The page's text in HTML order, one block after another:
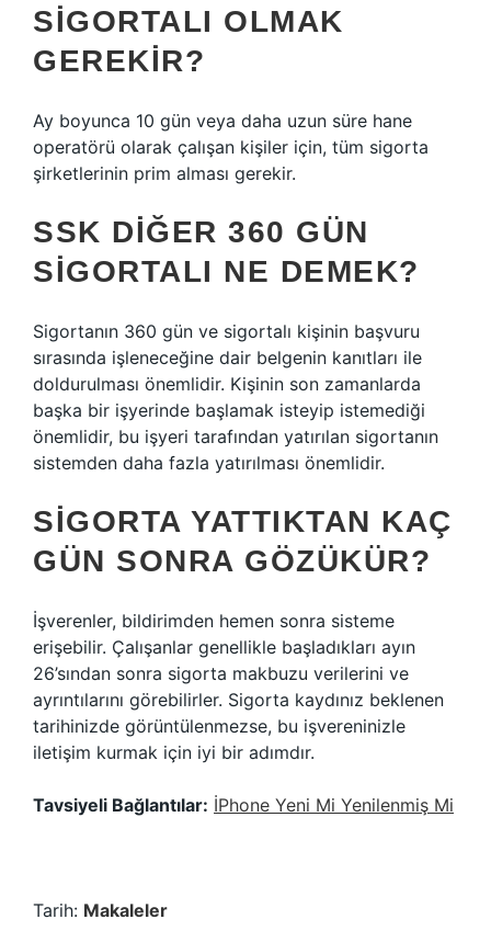
SIGORTALI OLMAK
GEREKIR?
Ay boyunca 10 gün veya daha uzun süre hane
operatörü olarak çalışan kişiler için, tüm sigorta
şirketlerinin prim alması gerekir.
SSK DIĞER 360 GÜN
SIGORTALI NE DEMEK?
Sigortanın 360 gün ve sigortalı kişinin başvuru
sırasında işleneceğine dair belgenin kanıtları ile
doldurulması önemlidir. Kişinin son zamanlarda
başka bir işyerinde başlamak isteyip istemediği
önemlidir, bu işyeri tarafından yatırılan sigortanın
sistemden daha fazla yatırılması önemlidir.
SIGORTA YATTIKTAN KAÇ
GÜN SONRA GÖZÜKÜR?
İşverenler, bildirimden hemen sonra sisteme
erişebilir. Çalışanlar genellikle başladıkları ayın
26’sından sonra sigorta makbuzu verilerini ve
ayrıntılarını görebilirler. Sigorta kaydınız beklenen
tarihinizde görüntülenmezse, bu işvereninizle
iletişim kurmak için iyi bir adımdır.
Tavsiyeli Bağlantılar: İPhone Yeni Mi Yenilenmiş Mi
Tarih: Makaleler